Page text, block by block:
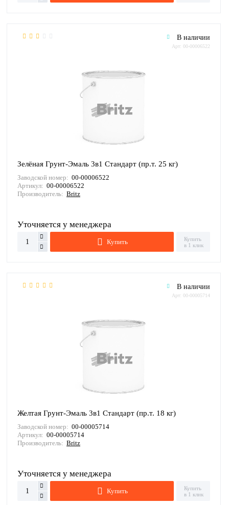
В наличии
Арт: 00-00006522
Зелёная Грунт-Эмаль 3в1 Стандарт (пр.т. 25 кг)
Заводской номер: 00-00006522
Артикул: 00-00006522
Производитель: Britz
Уточняется у менеджера
Купить
Купить
в 1 клик
В наличии
Арт: 00-00005714
Желтая Грунт-Эмаль 3в1 Стандарт (пр.т. 18 кг)
Заводской номер: 00-00005714
Артикул: 00-00005714
Производитель: Britz
Уточняется у менеджера
Купить
Купить
в 1 клик